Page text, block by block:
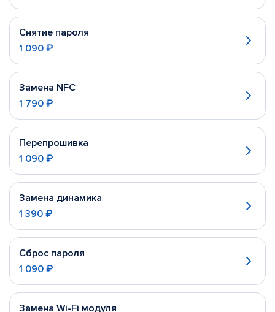
Снятие пароля
1 090 ₽
Замена NFC
1 790 ₽
Перепрошивка
1 090 ₽
Замена динамика
1 390 ₽
Сброс пароля
1 090 ₽
Замена Wi-Fi модуля